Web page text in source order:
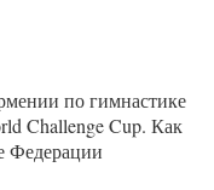
по гимнастике
Challenge Cup. Как
Федерации